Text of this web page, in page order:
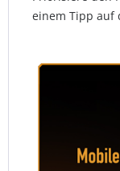
einem Tipp auf